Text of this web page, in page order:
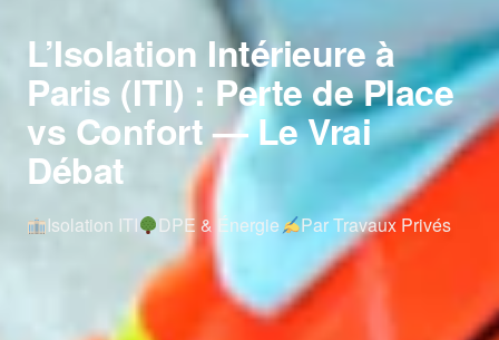
L’Isolation Intérieure à
Paris (ITI) : Perte de Place
vs Confort — Le Vrai
Débat
Isolation ITI DPE & Énergie Par Travaux Privés